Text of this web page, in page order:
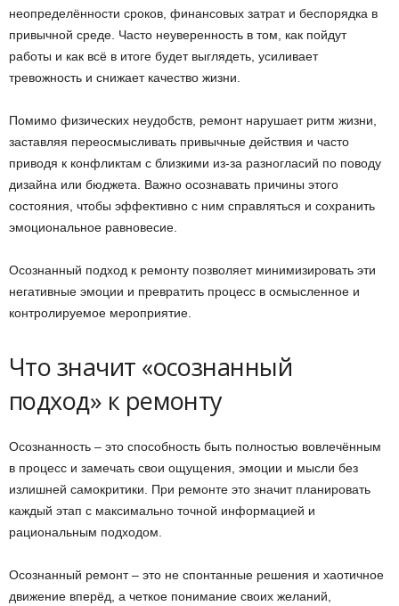
неопределённости сроков, финансовых затрат и беспорядка в
привычной среде. Часто неуверенность в том, как пойдут
работы и как всё в итоге будет выглядеть, усиливает
тревожность и снижает качество жизни.
Помимо физических неудобств, ремонт нарушает ритм жизни,
заставляя переосмысливать привычные действия и часто
приводя к конфликтам с близкими из-за разногласий по поводу
дизайна или бюджета. Важно осознавать причины этого
состояния, чтобы эффективно с ним справляться и сохранить
эмоциональное равновесие.
Осознанный подход к ремонту позволяет минимизировать эти
негативные эмоции и превратить процесс в осмысленное и
контролируемое мероприятие.
Что значит «осознанный
подход» к ремонту
Осознанность – это способность быть полностью вовлечённым
в процесс и замечать свои ощущения, эмоции и мысли без
излишней самокритики. При ремонте это значит планировать
каждый этап с максимально точной информацией и
рациональным подходом.
Осознанный ремонт – это не спонтанные решения и хаотичное
движение вперёд, а четкое понимание своих желаний,